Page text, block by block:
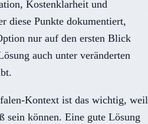
Kostenklarheit und
diese Punkte dokumentiert,
nur auf den ersten Blick
auch unter veränderten
Kontext ist das wichtig, weil
sein können. Eine gute Lösung